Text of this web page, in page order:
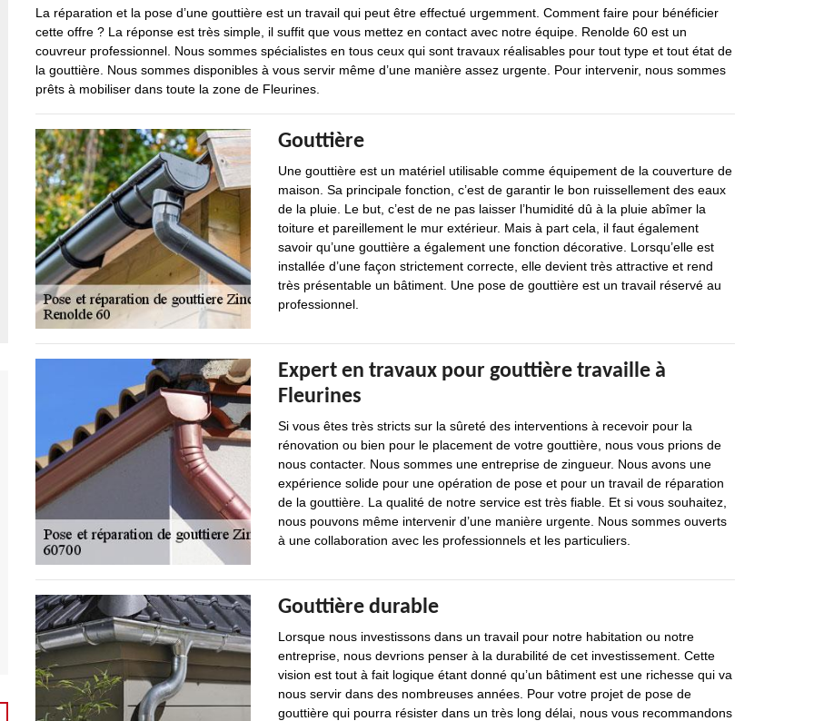
La réparation et la pose d’une gouttière est un travail qui peut être effectué urgemment. Comment faire pour bénéficier
cette offre ? La réponse est très simple, il suffit que vous mettez en contact avec notre équipe. Renolde 60 est un
couvreur professionnel. Nous sommes spécialistes en tous ceux qui sont travaux réalisables pour tout type et tout état de
la gouttière. Nous sommes disponibles à vous servir même d’une manière assez urgente. Pour intervenir, nous sommes
prêts à mobiliser dans toute la zone de Fleurines.
Gouttière
Une gouttière est un matériel utilisable comme équipement de la couverture de
maison. Sa principale fonction, c’est de garantir le bon ruissellement des eaux
de la pluie. Le but, c’est de ne pas laisser l’humidité dû à la pluie abîmer la
toiture et pareillement le mur extérieur. Mais à part cela, il faut également
savoir qu’une gouttière a également une fonction décorative. Lorsqu’elle est
installée d’une façon strictement correcte, elle devient très attractive et rend
très présentable un bâtiment. Une pose de gouttière est un travail réservé au
professionnel.
Expert en travaux pour gouttière travaille à
Fleurines
Si vous êtes très stricts sur la sûreté des interventions à recevoir pour la
rénovation ou bien pour le placement de votre gouttière, nous vous prions de
nous contacter. Nous sommes une entreprise de zingueur. Nous avons une
expérience solide pour une opération de pose et pour un travail de réparation
de la gouttière. La qualité de notre service est très fiable. Et si vous souhaitez,
nous pouvons même intervenir d’une manière urgente. Nous sommes ouverts
à une collaboration avec les professionnels et les particuliers.
Gouttière durable
Lorsque nous investissons dans un travail pour notre habitation ou notre
entreprise, nous devrions penser à la durabilité de cet investissement. Cette
vision est tout à fait logique étant donné qu’un bâtiment est une richesse qui va
nous servir dans des nombreuses années. Pour votre projet de pose de
gouttière qui pourra résister dans un très long délai, nous vous recommandons